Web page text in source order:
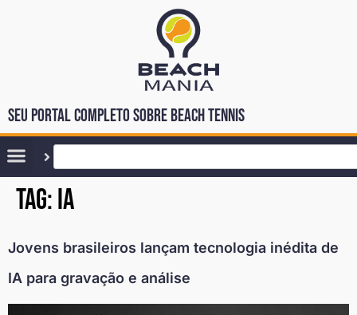
Seu portal completo sobre Beach Tennis
Tag:ia
Jovens brasileiros lançam tecnologia inédita de
IA para gravação e análise